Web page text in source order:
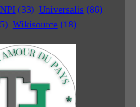
(33) Universalis (86)
Wikisource (18)